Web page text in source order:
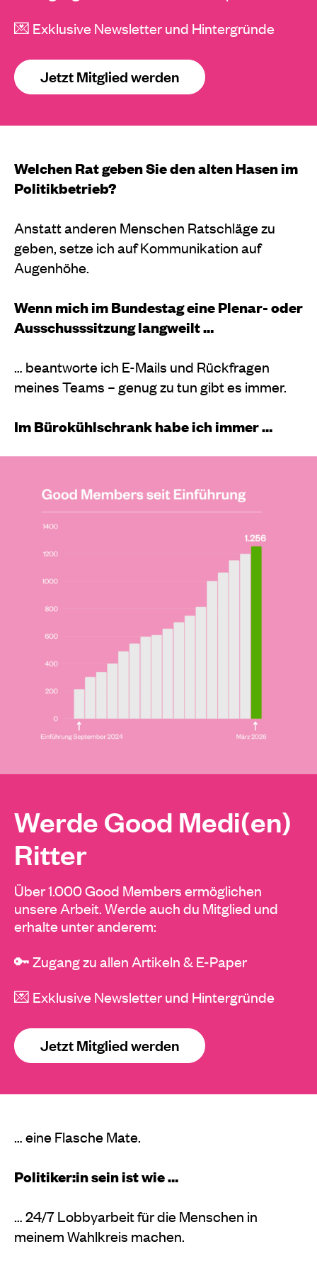
💌 Exklusive Newsletter und Hintergründe
Jetzt Mitglied werden
Welchen Rat geben Sie den alten Hasen im
Politikbetrieb?
Anstatt anderen Menschen Ratschläge zu
geben, setze ich auf Kommunikation auf
Augenhöhe.
Wenn mich im Bundestag eine Plenar- oder
Ausschusssitzung langweilt …
… beantworte ich E-Mails und Rückfragen
meines Teams – genug zu tun gibt es immer.
Im Bürokühlschrank habe ich immer …
Werde Good Medi(en)
Ritter
Über 1.000 Good Members ermöglichen
unsere Arbeit. Werde auch du Mitglied und
erhalte unter anderem:
🔑 Zugang zu allen Artikeln & E-Paper
💌 Exklusive Newsletter und Hintergründe
Jetzt Mitglied werden
… eine Flasche Mate.
Politiker:in sein ist wie …
… 24/7 Lobbyarbeit für die Menschen in
meinem Wahlkreis machen.